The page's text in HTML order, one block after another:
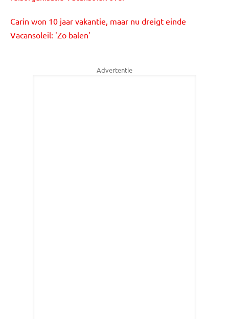
Carin won 10 jaar vakantie, maar nu dreigt einde
Vacansoleil: 'Zo balen'
Advertentie